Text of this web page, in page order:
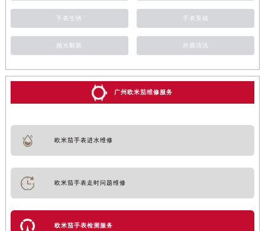
手表生锈 手表受磁
抛光翻新 外观清洗
广州欧米茄维修服务
欧米茄手表进水维修
欧米茄手表走时问题维修
欧米茄手表检测服务